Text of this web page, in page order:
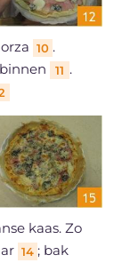
10 .
11 .
kaas. Zo
14 ; bak